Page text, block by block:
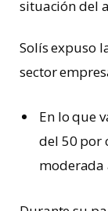
situación del
Solís expuso
sector
En lo que
del 50 por
moderada